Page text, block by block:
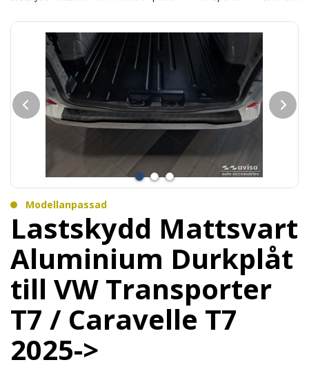
Modellanpassad
Lastskydd Mattsvart
Aluminium Durkplåt
till VW Transporter
T7 / Caravelle T7
2025->